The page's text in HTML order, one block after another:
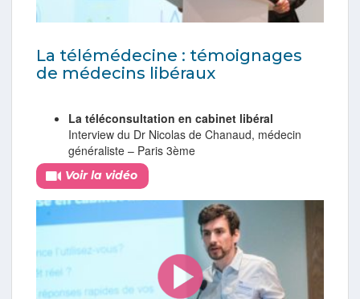
La télémédecine : témoignages
de médecins libéraux
La téléconsultation en cabinet libéral
Interview du Dr Nicolas de Chanaud, médecin
généraliste – Paris 3ème
Voir la vidéo